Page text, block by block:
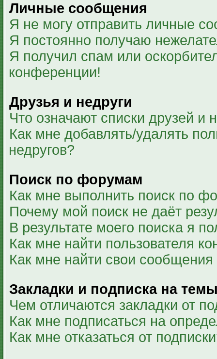
Личные сообщения
Я не могу отправить личные
Я постоянно получаю
Я получил спам или
конференции!
Друзья и недруги
Что означают списки друзей и
Как мне добавлять/удалять
недругов?
Поиск по форумам
Как мне выполнить поиск по
Почему мой поиск не даёт
В результате моего поиска я
Как мне найти пользователя
Как мне найти свои
Закладки и подписка на
Чем отличаются закладки от
Как мне подписаться на
Как мне отказаться от